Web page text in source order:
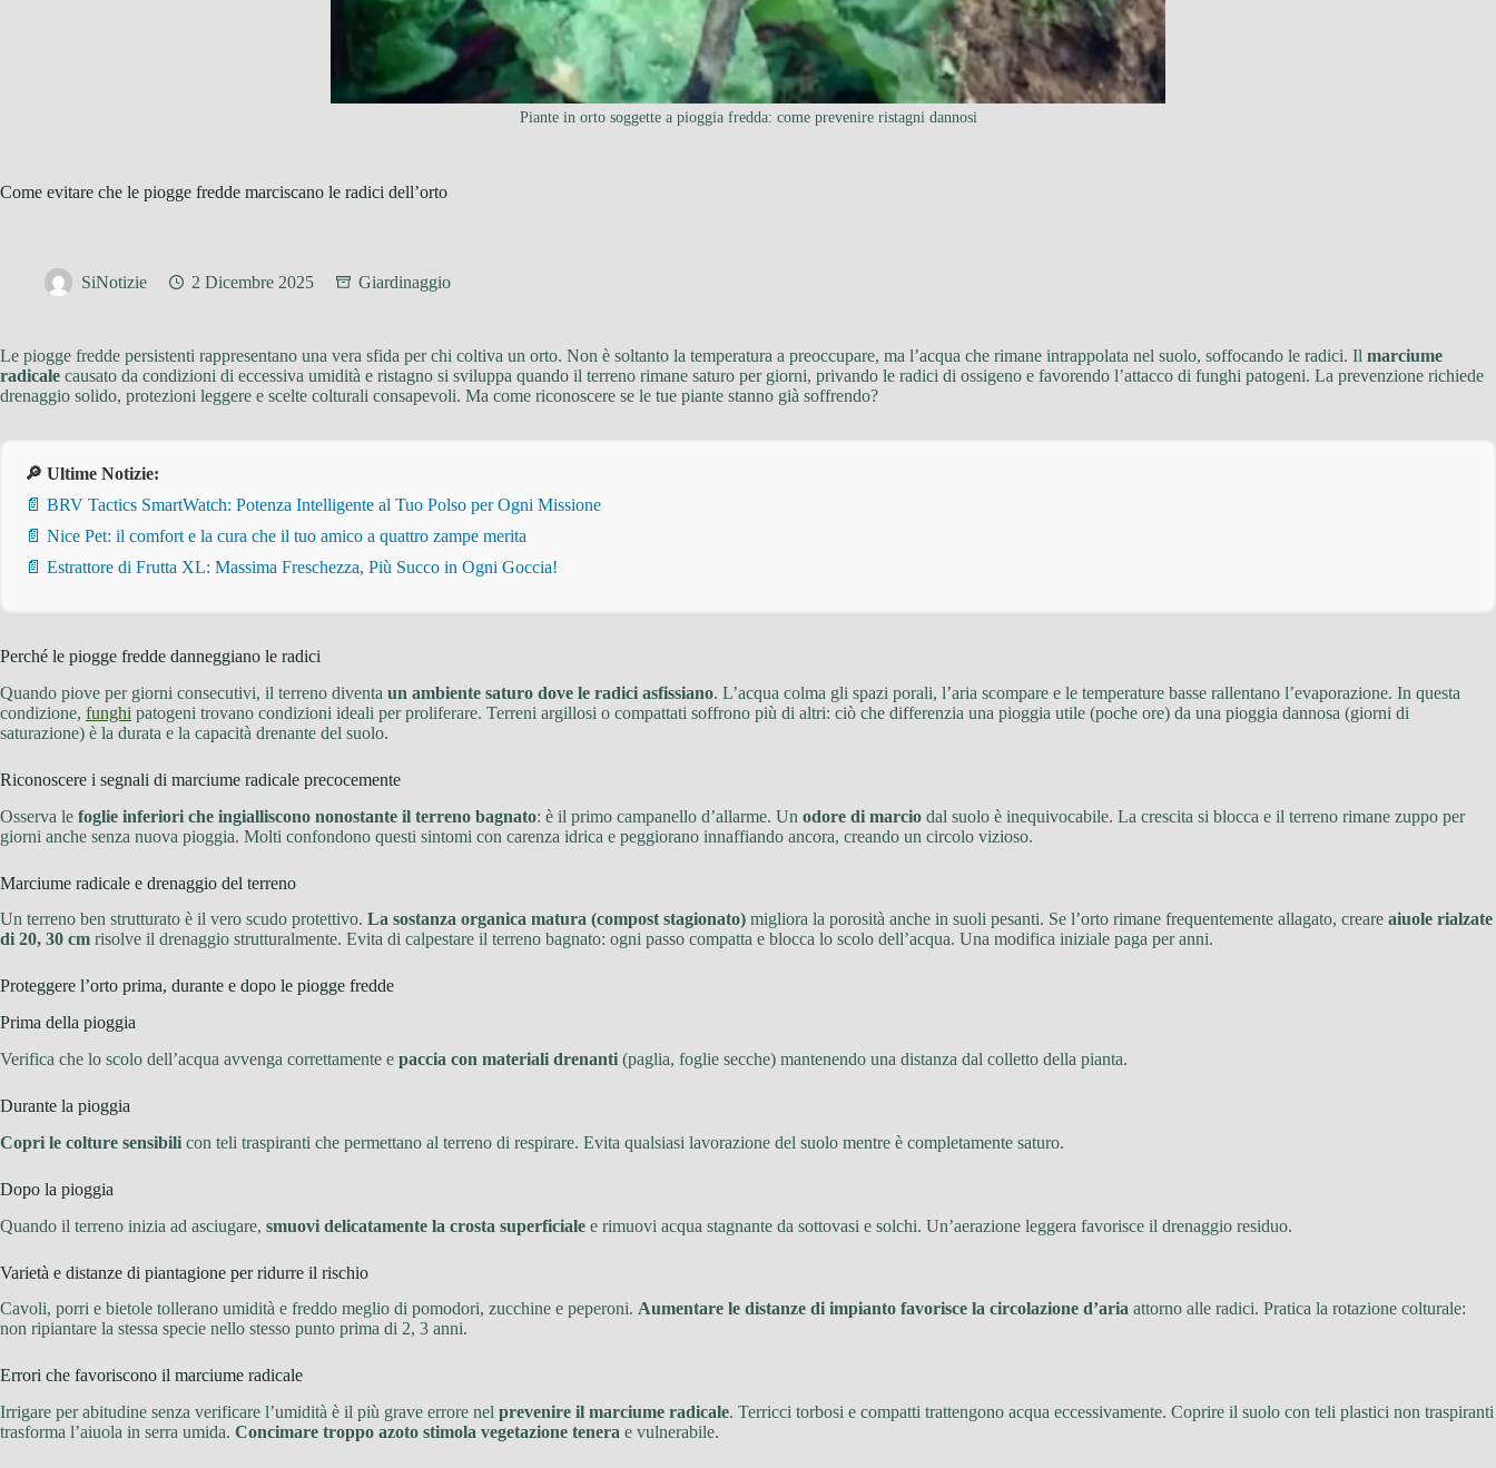
Piante in orto soggette a pioggia fredda: come prevenire ristagni dannosi
Come evitare che le piogge fredde marciscano le radici dell’orto
SiNotizie 2 Dicembre 2025 Giardinaggio
Le piogge fredde persistenti rappresentano una vera sfida per chi coltiva un orto. Non è soltanto la temperatura a preoccupare, ma l’acqua che rimane intrappolata nel suolo, soffocando le radici. Il marciume
radicale causato da condizioni di eccessiva umidità e ristagno si sviluppa quando il terreno rimane saturo per giorni, privando le radici di ossigeno e favorendo l’attacco di funghi patogeni. La prevenzione richiede
drenaggio solido, protezioni leggere e scelte colturali consapevoli. Ma come riconoscere se le tue piante stanno già soffrendo?
🔎 Ultime Notizie:
📄 BRV Tactics SmartWatch: Potenza Intelligente al Tuo Polso per Ogni Missione
📄 Nice Pet: il comfort e la cura che il tuo amico a quattro zampe merita
📄 Estrattore di Frutta XL: Massima Freschezza, Più Succo in Ogni Goccia!
Perché le piogge fredde danneggiano le radici
Quando piove per giorni consecutivi, il terreno diventa un ambiente saturo dove le radici asfissiano. L’acqua colma gli spazi porali, l’aria scompare e le temperature basse rallentano l’evaporazione. In questa
condizione, funghi patogeni trovano condizioni ideali per proliferare. Terreni argillosi o compattati soffrono più di altri: ciò che differenzia una pioggia utile (poche ore) da una pioggia dannosa (giorni di
saturazione) è la durata e la capacità drenante del suolo.
Riconoscere i segnali di marciume radicale precocemente
Osserva le foglie inferiori che ingialliscono nonostante il terreno bagnato: è il primo campanello d’allarme. Un odore di marcio dal suolo è inequivocabile. La crescita si blocca e il terreno rimane zuppo per
giorni anche senza nuova pioggia. Molti confondono questi sintomi con carenza idrica e peggiorano innaffiando ancora, creando un circolo vizioso.
Marciume radicale e drenaggio del terreno
Un terreno ben strutturato è il vero scudo protettivo. La sostanza organica matura (compost stagionato) migliora la porosità anche in suoli pesanti. Se l’orto rimane frequentemente allagato, creare aiuole rialzate
di 20, 30 cm risolve il drenaggio strutturalmente. Evita di calpestare il terreno bagnato: ogni passo compatta e blocca lo scolo dell’acqua. Una modifica iniziale paga per anni.
Proteggere l’orto prima, durante e dopo le piogge fredde
Prima della pioggia
Verifica che lo scolo dell’acqua avvenga correttamente e paccia con materiali drenanti (paglia, foglie secche) mantenendo una distanza dal colletto della pianta.
Durante la pioggia
Copri le colture sensibili con teli traspiranti che permettano al terreno di respirare. Evita qualsiasi lavorazione del suolo mentre è completamente saturo.
Dopo la pioggia
Quando il terreno inizia ad asciugare, smuovi delicatamente la crosta superficiale e rimuovi acqua stagnante da sottovasi e solchi. Un’aerazione leggera favorisce il drenaggio residuo.
Varietà e distanze di piantagione per ridurre il rischio
Cavoli, porri e bietole tollerano umidità e freddo meglio di pomodori, zucchine e peperoni. Aumentare le distanze di impianto favorisce la circolazione d’aria attorno alle radici. Pratica la rotazione colturale:
non ripiantare la stessa specie nello stesso punto prima di 2, 3 anni.
Errori che favoriscono il marciume radicale
Irrigare per abitudine senza verificare l’umidità è il più grave errore nel prevenire il marciume radicale. Terricci torbosi e compatti trattengono acqua eccessivamente. Coprire il suolo con teli plastici non traspiranti
trasforma l’aiuola in serra umida. Concimare troppo azoto stimola vegetazione tenera e vulnerabile.